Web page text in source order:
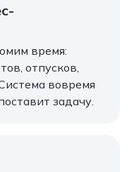
время:
отпусков,
вовремя
задачу.